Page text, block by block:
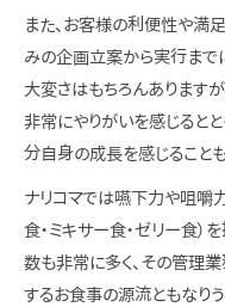
また、お客様の利便性や満
みの企画立案から実行まで
大変さはもちろんあります
非常にやりがいを感じると
分自身の成長を感じることも
ナリコマでは嚥下力や咀嚼
食・ミキサー食・ゼリー食）
数も非常に多く、その管理
するお食事の源流ともなり